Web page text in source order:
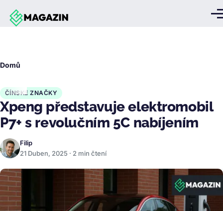
Přejít k hlavnímu obsahu
Domů
ČÍNSKÉ ZNAČKY
Xpeng představuje elektromobil
P7+ s revolučním 5C nabíjením
Filip
21 Duben, 2025 · 2 min čtení